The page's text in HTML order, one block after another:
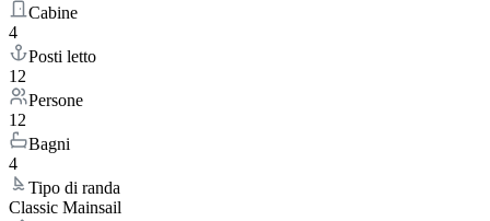
Cabine
4
Posti letto
12
Persone
12
Bagni
4
Tipo di randa
Classic Mainsail